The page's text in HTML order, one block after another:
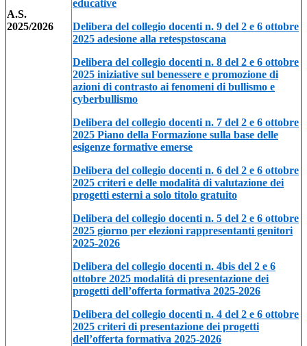
A.S.
2025/2026
educative
Delibera del collegio docenti n. 9 del 2 e 6 ottobre
2025 adesione alla retespstoscana
Delibera del collegio docenti n. 8 del 2 e 6 ottobre
2025 iniziative sul benessere e promozione di
azioni di contrasto ai fenomeni di bullismo e
cyberbullismo
Delibera del collegio docenti n. 7 del 2 e 6 ottobre
2025 Piano della Formazione sulla base delle
esigenze formative emerse
Delibera del collegio docenti n. 6 del 2 e 6 ottobre
2025 criteri e delle modalità di valutazione dei
progetti esterni a solo titolo gratuito
Delibera del collegio docenti n. 5 del 2 e 6 ottobre
2025 giorno per elezioni rappresentanti genitori
2025-2026
Delibera del collegio docenti n. 4bis del 2 e 6
ottobre 2025 modalità di presentazione dei
progetti dell’offerta formativa 2025-2026
Delibera del collegio docenti n. 4 del 2 e 6 ottobre
2025 criteri di presentazione dei progetti
dell’offerta formativa 2025-2026